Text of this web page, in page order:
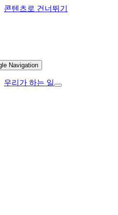
콘텐츠로 건너뛰기
Navigation
우리가 하는 일